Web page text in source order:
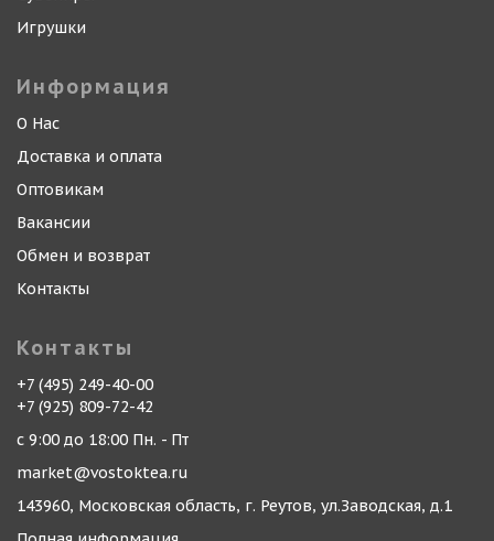
Игрушки
Информация
О Нас
Доставка и оплата
Оптовикам
Вакансии
Обмен и возврат
Контакты
Контакты
+7 (495) 249-40-00
+7 (925) 809-72-42
с 9:00 до 18:00 Пн. - Пт
market@vostoktea.ru
143960, Московская область, г. Реутов, ул.Заводская, д.1